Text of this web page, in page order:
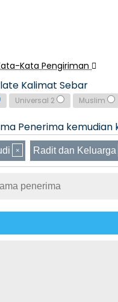
Kata Pengiriman
Kalimat Sebar
Universal 2 Muslim
Penerima kemudian
Radit dan Keluarga